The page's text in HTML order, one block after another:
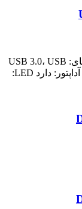
تعداد پورت‌ها: هفت عدد سازگار با پورت‌های: USB 3.0، USB
2.0 شیار کارت خوان: ندارد قابلیت اتصال آداپتور: دارد LED: